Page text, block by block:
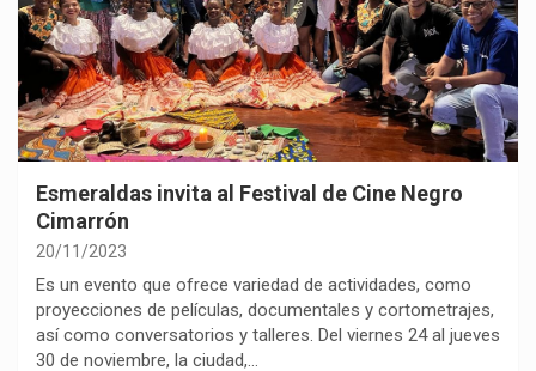
Esmeraldas invita al Festival de Cine Negro
Cimarrón
20/11/2023
Es un evento que ofrece variedad de actividades, como
proyecciones de películas, documentales y cortometrajes,
así como conversatorios y talleres. Del viernes 24 al jueves
30 de noviembre, la ciudad,…